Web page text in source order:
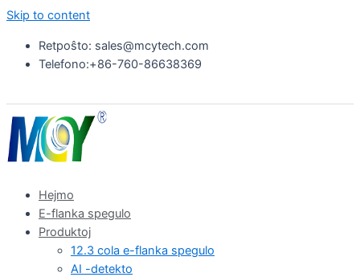
Skip to content
Retpoŝto: sales@mcytech.com
Telefono:+86-760-86638369
Hejmo
E-flanka spegulo
Produktoj
12.3 cola e-flanka spegulo
AI -detekto